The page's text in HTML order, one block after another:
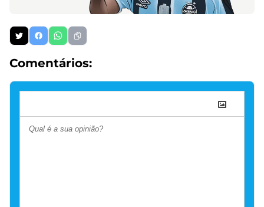
Comentários: